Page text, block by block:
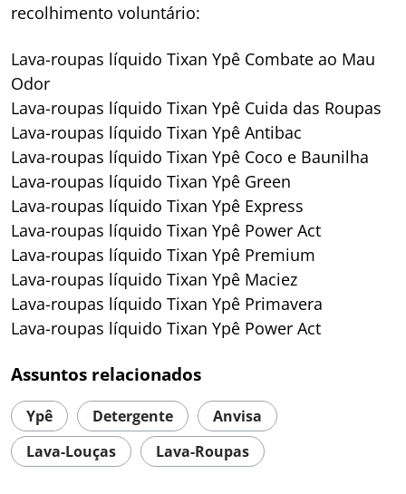
recolhimento voluntário:
Lava-roupas líquido Tixan Ypê Combate ao Mau
Odor
Lava-roupas líquido Tixan Ypê Cuida das Roupas
Lava-roupas líquido Tixan Ypê Antibac
Lava-roupas líquido Tixan Ypê Coco e Baunilha
Lava-roupas líquido Tixan Ypê Green
Lava-roupas líquido Tixan Ypê Express
Lava-roupas líquido Tixan Ypê Power Act
Lava-roupas líquido Tixan Ypê Premium
Lava-roupas líquido Tixan Ypê Maciez
Lava-roupas líquido Tixan Ypê Primavera
Lava-roupas líquido Tixan Ypê Power Act
Assuntos relacionados
Ypê Detergente
Anvisa
Lava-Louças
Lava-Roupas